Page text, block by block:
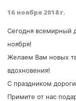
16 ноября 2018 г.
Сегодня всемирный
ноября!
Желаем Вам новых
вдохновения!
С праздником
Примите от нас